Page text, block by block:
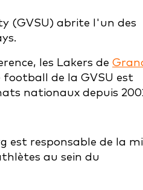
(GVSU) abrite l'un des
les Lakers de
de la GVSU est
nationaux depuis
est responsable de la
au sein du